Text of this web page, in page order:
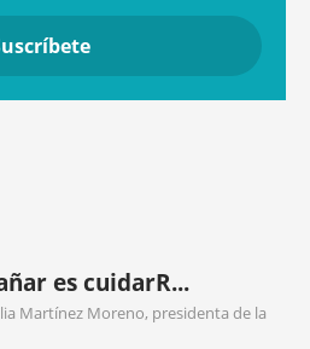
es cuidarR...
Martínez Moreno, presidenta de la